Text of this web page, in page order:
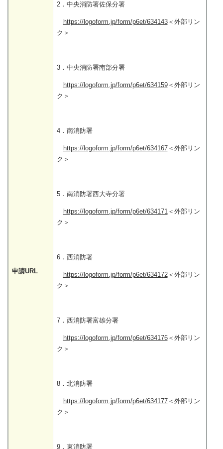
申請URL
2．中央消防署佐保分署
https://logoform.jp/form/p6et/634143＜外部リン
ク＞
3．中央消防署南部分署
https://logoform.jp/form/p6et/634159＜外部リン
ク＞
4．南消防署
https://logoform.jp/form/p6et/634167＜外部リン
ク＞
5．南消防署西大寺分署
https://logoform.jp/form/p6et/634171＜外部リン
ク＞
6．西消防署
https://logoform.jp/form/p6et/634172＜外部リン
ク＞
7．西消防署富雄分署
https://logoform.jp/form/p6et/634176＜外部リン
ク＞
8．北消防署
https://logoform.jp/form/p6et/634177＜外部リン
ク＞
9．東消防署